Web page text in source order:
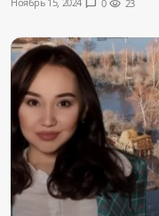
chat_bubble 0 visibility 23